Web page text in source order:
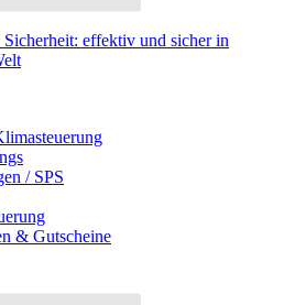
effektiv und sicher in
/ SPS
& Gutscheine